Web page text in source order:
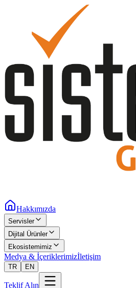
Hakkımızda
Servisler
Dijital Ürünler
Ekosistemimiz
Medya & İçeriklerimizİletişim
TR EN
Teklif Alın